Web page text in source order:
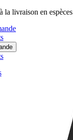
la livraison en espèces